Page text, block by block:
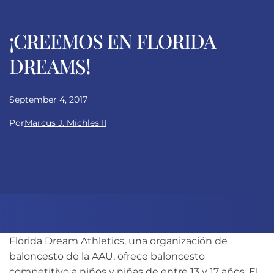
¡CREEMOS EN FLORIDA
DREAMS!
September 4, 2017
PorMarcus J. Michles II
Florida Dream Athletics, una organización de
baloncesto de la AAU, ofrece baloncesto